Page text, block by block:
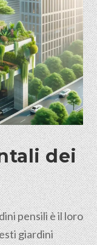
dei
pensili è il loro
giardini